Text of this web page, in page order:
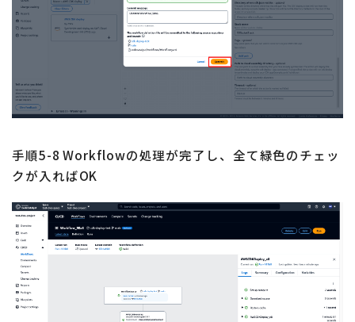
手順5-8 Workflowの処理が完了し、全て緑色のチェッ
クが入ればOK